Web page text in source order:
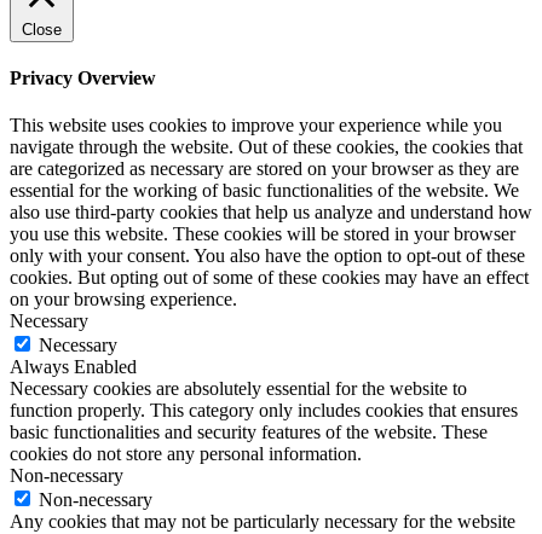
Close
Privacy Overview
This website uses cookies to improve your experience while you
navigate through the website. Out of these cookies, the cookies that
are categorized as necessary are stored on your browser as they are
essential for the working of basic functionalities of the website. We
also use third-party cookies that help us analyze and understand how
you use this website. These cookies will be stored in your browser
only with your consent. You also have the option to opt-out of these
cookies. But opting out of some of these cookies may have an effect
on your browsing experience.
Necessary
Necessary
Always Enabled
Necessary cookies are absolutely essential for the website to
function properly. This category only includes cookies that ensures
basic functionalities and security features of the website. These
cookies do not store any personal information.
Non-necessary
Non-necessary
Any cookies that may not be particularly necessary for the website